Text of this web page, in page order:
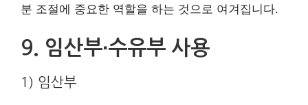
분 조절에 중요한 역할을 하는 것으로 여겨집니다.
9. 임산부∙수유부 사용
1) 임산부